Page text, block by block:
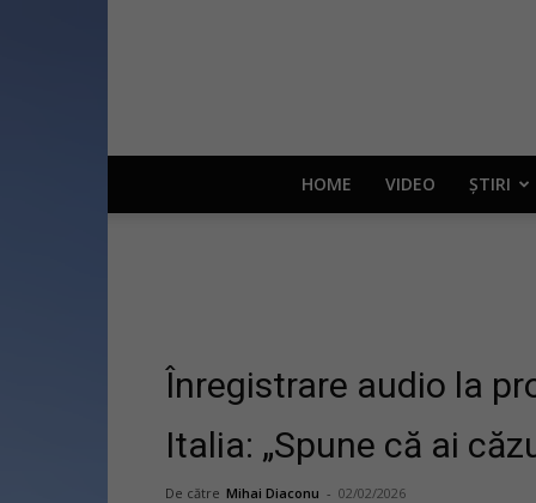
HOME VIDEO ȘTIRI
Înregistrare audio la
Italia: „Spune că ai
De către Mihai Diaconu - 02/02/2026